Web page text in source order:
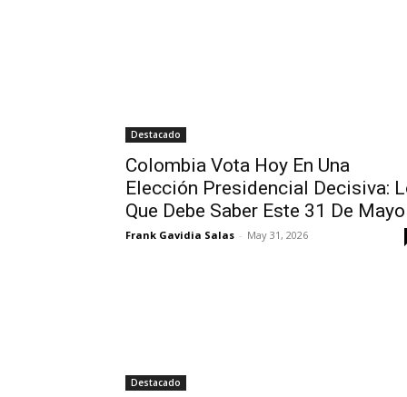
Destacado
Colombia Vota Hoy En Una
Elección Presidencial Decisiva:
Que Debe Saber Este 31 De Mayo
Frank Gavidia Salas - May 31, 2026
Destacado